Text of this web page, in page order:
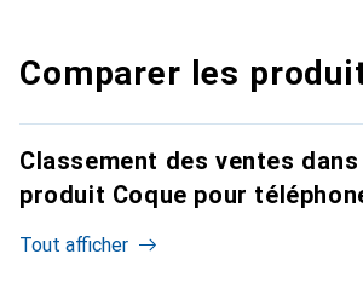
Comparer les
Classement des ventes
produit Coque pour
Tout afficher